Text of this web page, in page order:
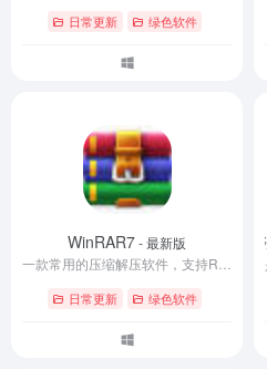
日常更新 绿色软件
WinRAR7- 最新版
日常更新 绿色软件
搜狗输